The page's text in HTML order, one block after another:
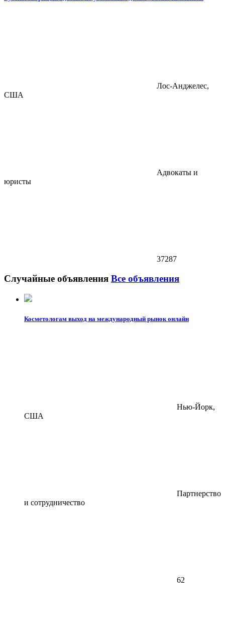
Лос-Анджелес,
США
Адвокаты и
юристы
37287
Случайные объявления Все объявления
Косметологам выход на международный рынок онлайн
Нью-Йорк,
США
Партнерство
и сотрудничество
62